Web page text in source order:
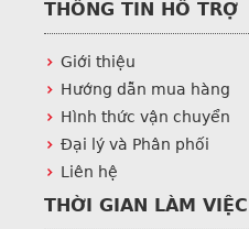
THÔNG TIN HỖ TRỢ
Giới thiệu
Hướng dẫn mua hàng
Hình thức vận chuyển
Đại lý và Phân phối
Liên hệ
THỜI GIAN LÀM VIỆC